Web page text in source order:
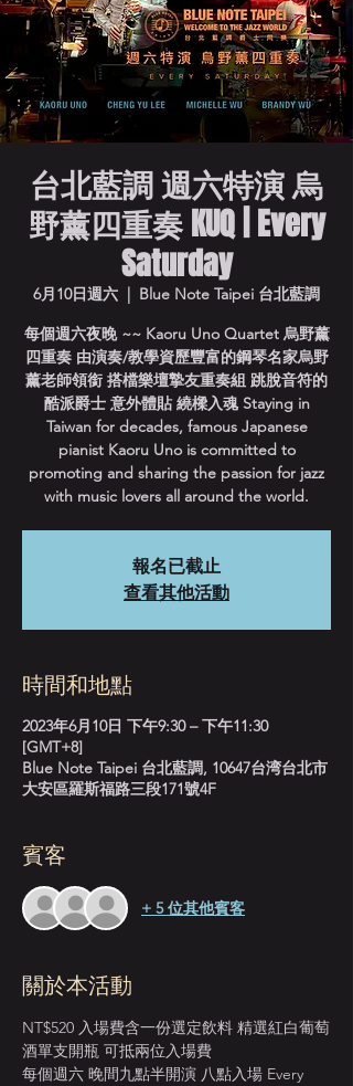
台北藍調 週六特演 烏
野薰四重奏 KUQ | Every
Saturday
6月10日週六
  |
Blue Note Taipei 台北藍調
每個週六夜晚 ~~ Kaoru Uno Quartet 烏野薰
四重奏 由演奏/教學資歷豐富的鋼琴名家烏野
薰老師領銜 搭檔樂壇摯友重奏組 跳脫音符的
酷派爵士 意外體貼 繞樑入魂 Staying in
Taiwan for decades, famous Japanese
pianist Kaoru Uno is committed to
promoting and sharing the passion for jazz
with music lovers all around the world.
報名已截止
查看其他活動
時間和地點
2023年6月10日 下午9:30 – 下午11:30
[GMT+8]
Blue Note Taipei 台北藍調, 10647台湾台北市
大安區羅斯福路三段171號4F
賓客
+ 5 位其他賓客
關於本活動
NT$520 入場費含一份選定飲料 精選紅白葡萄
酒單支開瓶 可抵兩位入場費
每個週六 晚間九點半開演 八點入場 Every